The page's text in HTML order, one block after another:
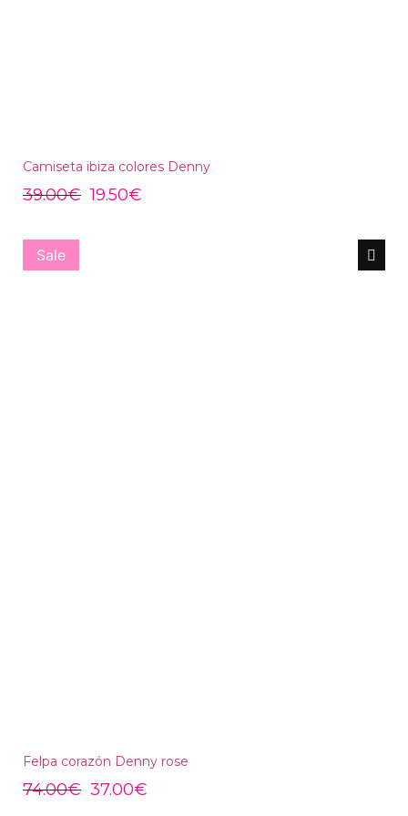
Camiseta ibiza colores Denny
39.00€ 19.50€
Sale
Felpa corazón Denny rose
74.00€ 37.00€